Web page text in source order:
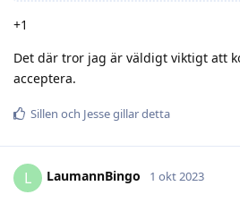
+1
Det där tror jag är väldigt viktigt att
acceptera.
Sillen och Jessegillar detta
L LaumannBingo 1 okt 2023